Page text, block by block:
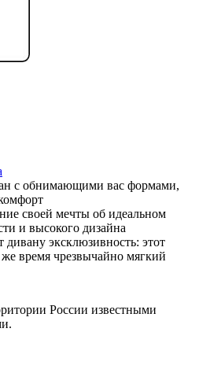
с обнимающими вас формами,
своей мечты об идеальном
и высокого дизайна
дивану эксклюзивность: этот
время чрезвычайно мягкий
России известными